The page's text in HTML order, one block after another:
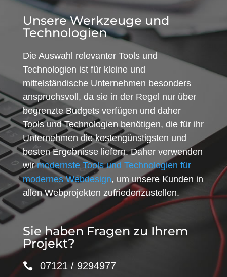
Unsere Werkzeuge und
Technologien
Die Auswahl relevanter Tools und
Technologien ist für kleine und
mittelständische Unternehmen besonders
anspruchsvoll, da sie in der Regel nur über
begrenzte Budgets verfügen und daher
Tools und Technologien benötigen, die für ihr
Unternehmen die kostengünstigsten und
besten Ergebnisse liefern. Daher verwenden
wirmodernste Tools und Technologien für
modernes Webdesign, um unsere Kunden in
allen Webprojekten zufriedenzustellen.
Sie haben Fragen zu Ihrem
Projekt?
07121 / 9294977